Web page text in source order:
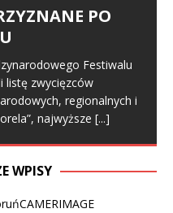
PO
Festiwalu
listę zwycięzców
regionalnych i
najwyższe [...]
WPISY